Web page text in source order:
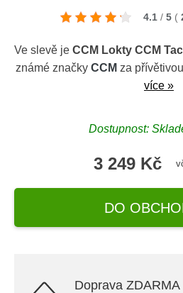
4.1 / 5 (
Ve slevě je CCM Lokty CCM
známé značky CCM za
více »
Dostupnost:
3 249 Kč
DO
Doprava ZDARMA